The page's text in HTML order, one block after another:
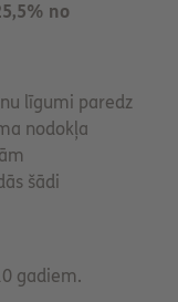
no
līgumi paredz
nodokļa
šādi
gadiem.